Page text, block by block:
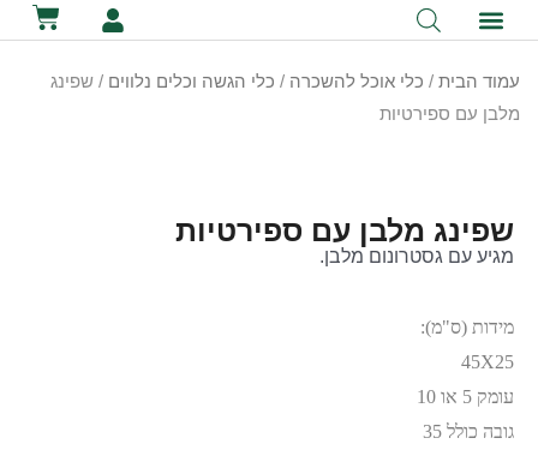
לתוכן
שפינג מלבן עם ספירטיות
מגיע עם גסטרונום מלבן.
מידות (ס"מ):
45X25
עומק 5 או 10
גובה כולל 35
עמוד הבית / כלי אוכל להשכרה / כלי הגשה וכלים נלווים / שפינג
מלבן עם ספירטיות